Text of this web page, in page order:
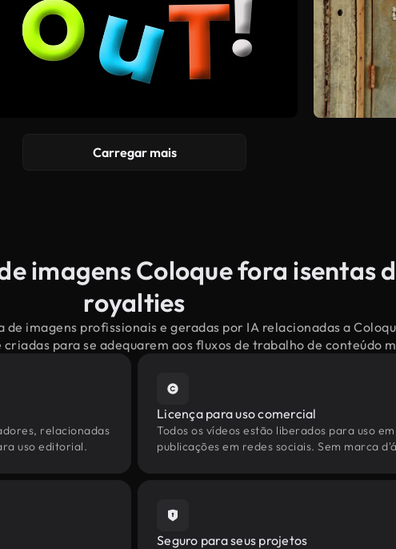
Carregar mais
imagens Coloque fora isentas
royalties
de imagens profissionais e geradas por IA relacionadas a
para se adequarem aos fluxos de trabalho de conteúdo
relacionadas
uso editorial.
Licença para uso comercial
Todos os vídeos estão liberados para uso
publicações em redes sociais. Sem marca
Seguro para seus projetos